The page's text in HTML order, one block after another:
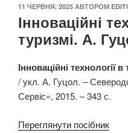
ОПУБЛІКОВАНО
11 ЧЕРВНЯ, 2025 АВТОРОМ
Інноваційні
туризмі. А.
Інноваційні технології в
/ укл. А. Гуцол. –
Сервіс», 2015. – 343 с.
Переглянути посібник